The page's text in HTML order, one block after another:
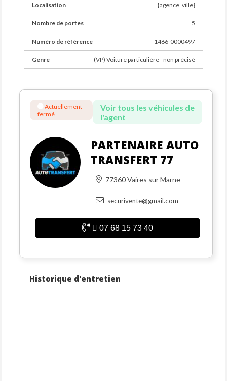
Localisation {agence_ville}
Nombre de portes 5
Numéro de référence 1466-0000497
Genre (VP) Voiture particulière - non précisé
Actuellement
fermé
Voir tous les véhicules de
l'agent
PARTENAIRE AUTO
TRANSFERT 77
77360 Vaires sur Marne
securivente@gmail.com
07 68 15 73 40
Historique d'entretien